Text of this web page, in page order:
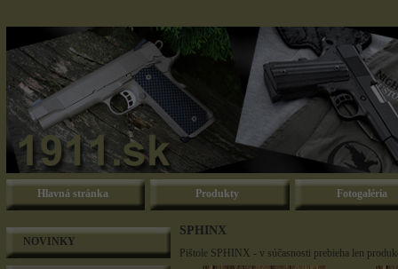
Hlavná stránka Produkty Fotogaléria
NOVINKY
SPHINX
Pištole SPHINX - v súčasnosti prebieha len